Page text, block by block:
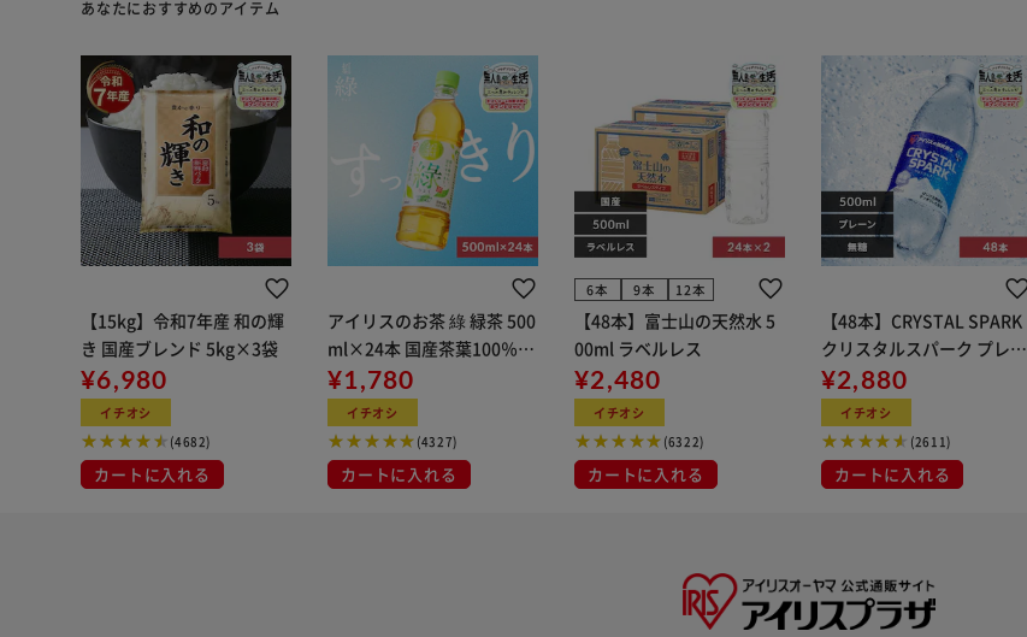
あなたにおすすめのアイテム
【15kg】令和7年産 和の輝
き 国産ブレンド 5kg×3袋
¥6,980
イチオシ
(4682)
カートに入れる
アイリスのお茶 綠 緑茶 500
ml×24本 国産茶葉100％使
用
¥1,780
イチオシ
(4327)
カートに入れる
6本 9本 12本
【48本】富士山の天然水 5
00ml ラベルレス
¥2,480
イチオシ
(6322)
カートに入れる
【48本】CRYSTAL SPARK
クリスタルスパーク プレー
ン 500ml
¥2,880
イチオシ
(2611)
カートに入れる